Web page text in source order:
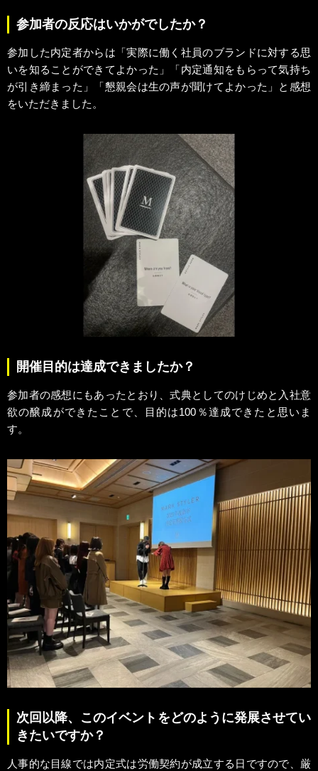
参加者の反応はいかがでしたか？
参加した内定者からは「実際に働く社員のブランドに対する思
いを知ることができてよかった」「内定通知をもらって気持ち
が引き締まった」「懇親会は生の声が聞けてよかった」と感想
をいただきました。
開催目的は達成できましたか？
参加者の感想にもあったとおり、式典としてのけじめと入社意
欲の醸成ができたことで、目的は100％達成できたと思いま
す。
次回以降、このイベントをどのように発展させてい
きたいですか？
人事的な目線では内定式は労働契約が成立する日ですので、厳